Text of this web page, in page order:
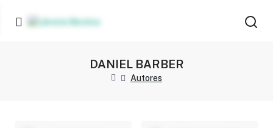
DANIEL BARBER
Autores